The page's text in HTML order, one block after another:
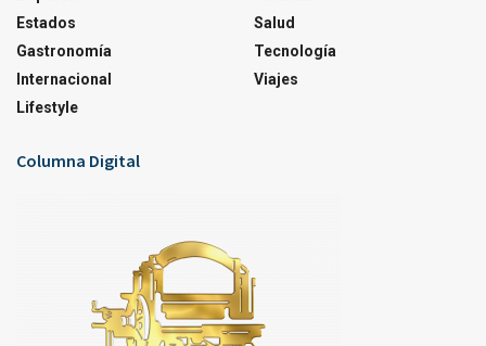
Estados
Gastronomía
Internacional
Lifestyle
Salud
Tecnología
Viajes
Columna Digital